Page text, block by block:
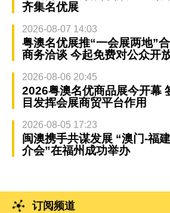
齐集名优展
2026-08-07 14:03
粤澳名优展推“一会展两地”
商务洽谈 今起免费对公众开
2026-08-06 20:45
2026粤澳名优商品展今开幕
目发挥会展商贸平台作用
2026-08-05 17:23
闽澳携手共谋发展 “澳门-福
介会”在福州成功举办
订阅频道